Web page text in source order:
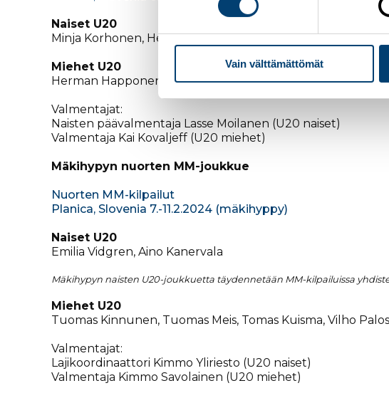
Vain välttämättömät
Naiset U20
Minja Korhonen, Heta Hirvonen, Alva Thors, Nonna Laitinen
Miehet U20
Herman Happonen, Valtteri Holopainen, Arsi Tietäväinen,
Valmentajat:
Naisten päävalmentaja Lasse Moilanen (U20 naiset)
Valmentaja Kai Kovaljeff (U20 miehet)
Mäkihypyn nuorten MM-joukkue
Nuorten MM-kilpailut
Planica, Slovenia 7.-11.2.2024 (mäkihyppy)
Naiset U20
Emilia Vidgren, Aino Kanervala
Mäkihypyn naisten U20-joukkuetta täydennetään MM-kilpailuissa
Miehet U20
Tuomas Kinnunen, Tuomas Meis, Tomas Kuisma, Vilho
Valmentajat:
Lajikoordinaattori Kimmo Yliriesto (U20 naiset)
Valmentaja Kimmo Savolainen (U20 miehet)